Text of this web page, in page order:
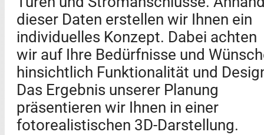
dieser Daten erstellen wir Ihnen ein
individuelles Konzept. Dabei achten
wir auf Ihre Bedürfnisse und
hinsichtlich Funktionalität und
Das Ergebnis unserer Planung
präsentieren wir Ihnen in einer
fotorealistischen 3D-Darstellung.